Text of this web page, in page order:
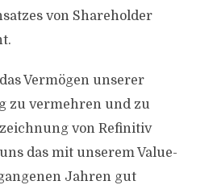
von Shareholder
Vermögen unserer
zu vermehren und zu
von Refinitiv
das mit unserem Value-
Jahren gut